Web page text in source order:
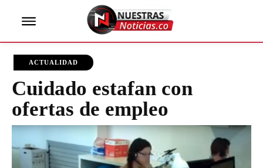
ACTUALIDAD
Cuidado estafan con
ofertas de empleo